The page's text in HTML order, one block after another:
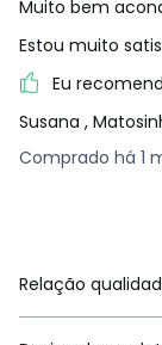
Muito bem
Estou muito
Eu
Susana ,
Comprado há 1
Relação